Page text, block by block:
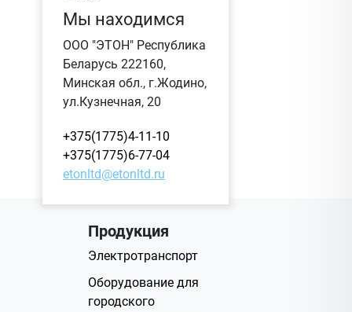
Мы находимся
ООО "ЭТОН" Республика
Беларусь 222160,
Минская обл., г.Жодино,
ул.Кузнечная, 20
+375(1775)4-11-10
+375(1775)6-77-04
etonltd@etonltd.ru
Продукция
Электротранспорт
Оборудование для
городского